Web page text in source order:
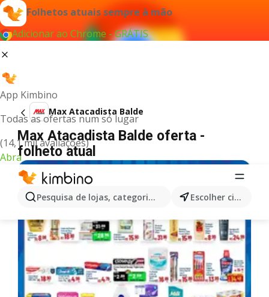
Folhetos atuais sempre à mão
Adicionar ao Chrome - GRÁTIS
App Kimbino
Todas as ofertas num só lugar
(14,1 mil avaliações)
Abra
Pesquisa de lojas, categorias,produtos... Escolher cidade
Max Atacadista Balde
Max Atacadista Balde oferta -
folheto atual